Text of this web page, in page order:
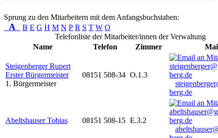
Sprung zu den Mitarbeitern mit dem Anfangsbuchstaben:
A B E G H M N P R S T W O
Telefonliste der Mitarbeiter/innen der Verwaltung
Name
Telefon Zimmer
Steigenberger Rupert
Erster Bürgermeister
1. Bürgermeister
08151 508-34 O.1.3
berg.de
Abeltshauser Tobias 08151 508-15 E.3.2